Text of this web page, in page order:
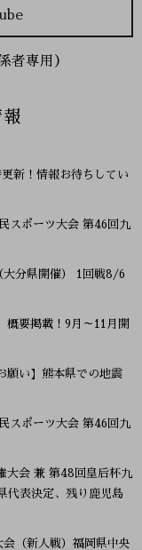
者専用）
報
新！情報お待ちしてい
スポーツ大会 第46回九
大分県開催） 1回戦8/6
要掲載！9月～11月開
願い】熊本県での地震
スポーツ大会 第46回九
大会 兼 第48回皇后杯九
代表決定、残り鹿児島
（新人戦）福岡県中央